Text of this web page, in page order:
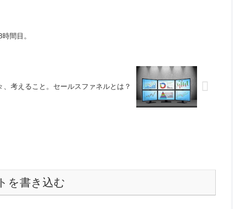
間目。
、考えること。セールスファネルとは？
を書き込む